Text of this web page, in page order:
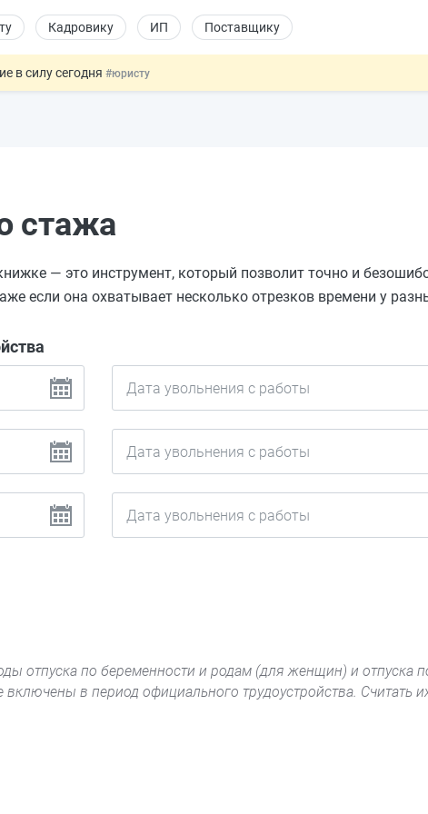
Кадровику ИП Поставщику
в силу сегодня #юристу
в ТК РФ
и ГПХ-отношений
стажа
— это инструмент, который позволит точно и
если она охватывает несколько отрезков времени у
отпуска по беременности и родам (для женщин) и отпуска
в период официального трудоустройства. Считать